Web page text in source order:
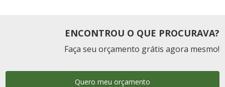
ENCONTROU O QUE PROCURAVA?
Faça seu orçamento grátis agora mesmo!
Quero meu orçamento